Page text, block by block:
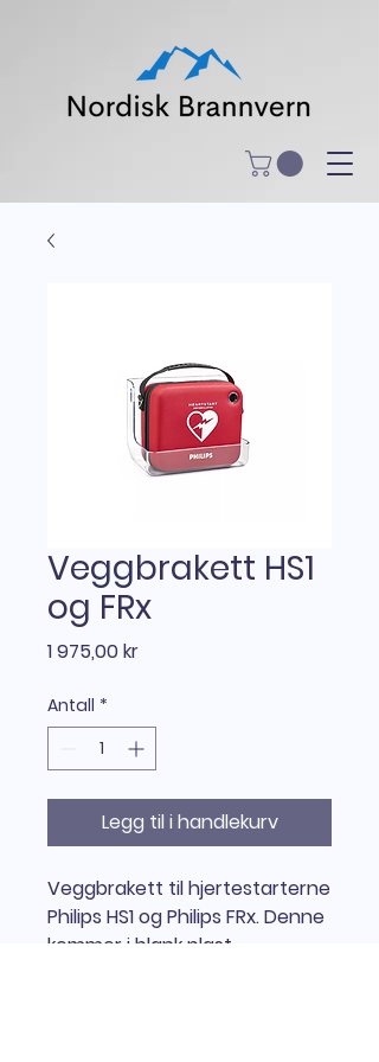
Veggbrakett HS1
og FRx
1 975,00 krPris
Antall *
Legg til i handlekurv
Veggbrakett til hjertestarterne
Philips HS1 og Philips FRx. Denne
kommer i blank plast.